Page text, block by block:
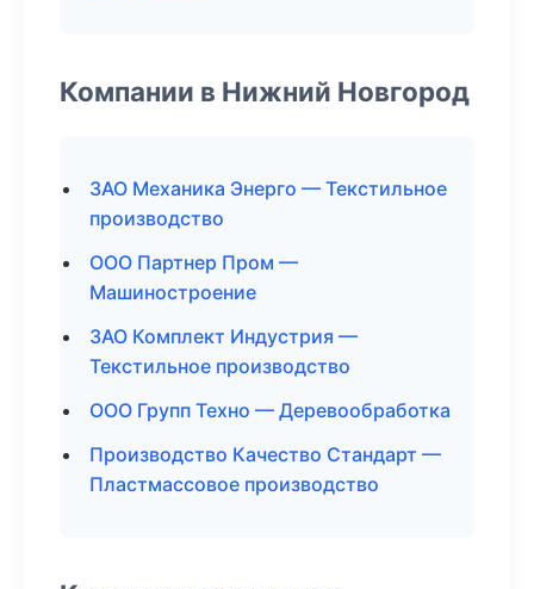
Компании в Нижний Новгород
ЗАО Механика Энерго — Текстильное
производство
ООО Партнер Пром —
Машиностроение
ЗАО Комплект Индустрия —
Текстильное производство
ООО Групп Техно — Деревообработка
Производство Качество Стандарт —
Пластмассовое производство